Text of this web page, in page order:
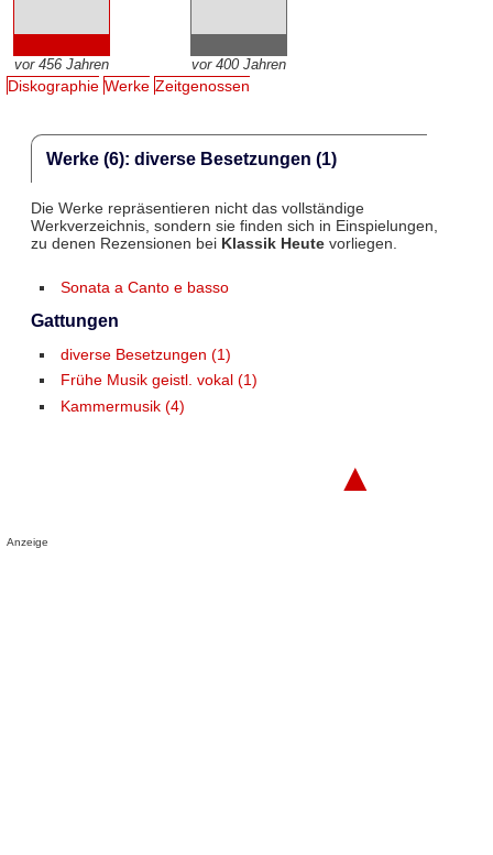
vor 456 Jahren vor 400 Jahren
Diskographie Werke Zeitgenossen
Werke (6): diverse Besetzungen (1)
Die Werke repräsentieren nicht das vollständige
Werkverzeichnis, sondern sie finden sich in Einspielungen,
zu denen Rezensionen bei Klassik Heutevorliegen.
Sonata a Canto e basso
Gattungen
diverse Besetzungen (1)
Frühe Musik geistl. vokal (1)
Kammermusik (4)
▲
Anzeige